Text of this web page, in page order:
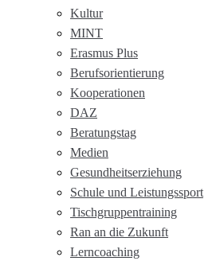
Kultur
MINT
Erasmus Plus
Berufsorientierung
Kooperationen
DAZ
Beratungstag
Medien
Gesundheitserziehung
Schule und Leistungssport
Tischgruppentraining
Ran an die Zukunft
Lerncoaching